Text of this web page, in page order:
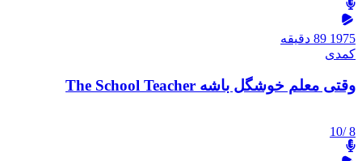
1975 89 دقیقه
کمدی
وقتی معلم خوشگل باشه The School Teacher
8
/10